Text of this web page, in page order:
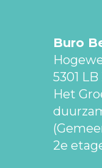
Buro
5301
Het
2e